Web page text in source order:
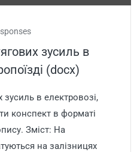
зусиль в
(docx)
зусиль в електровозі,
конспект в форматі
Зміст: На
на залізницях